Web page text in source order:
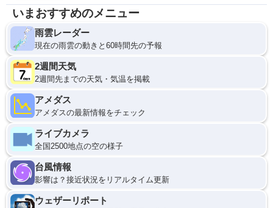
いまおすすめのメニュー
雨雲レーダー
現在の雨雲の動きと60時間先の予報
2週間天気
2週間先までの天気・気温を掲載
アメダス
アメダスの最新情報をチェック
ライブカメラ
全国2500地点の空の様子
台風情報
影響は？接近状況をリアルタイム更新
ウェザーリポート